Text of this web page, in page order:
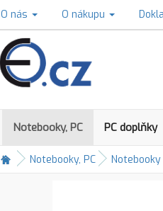
O nás O nákupu
Notebooky, PC PC doplňky
Notebooky, PC